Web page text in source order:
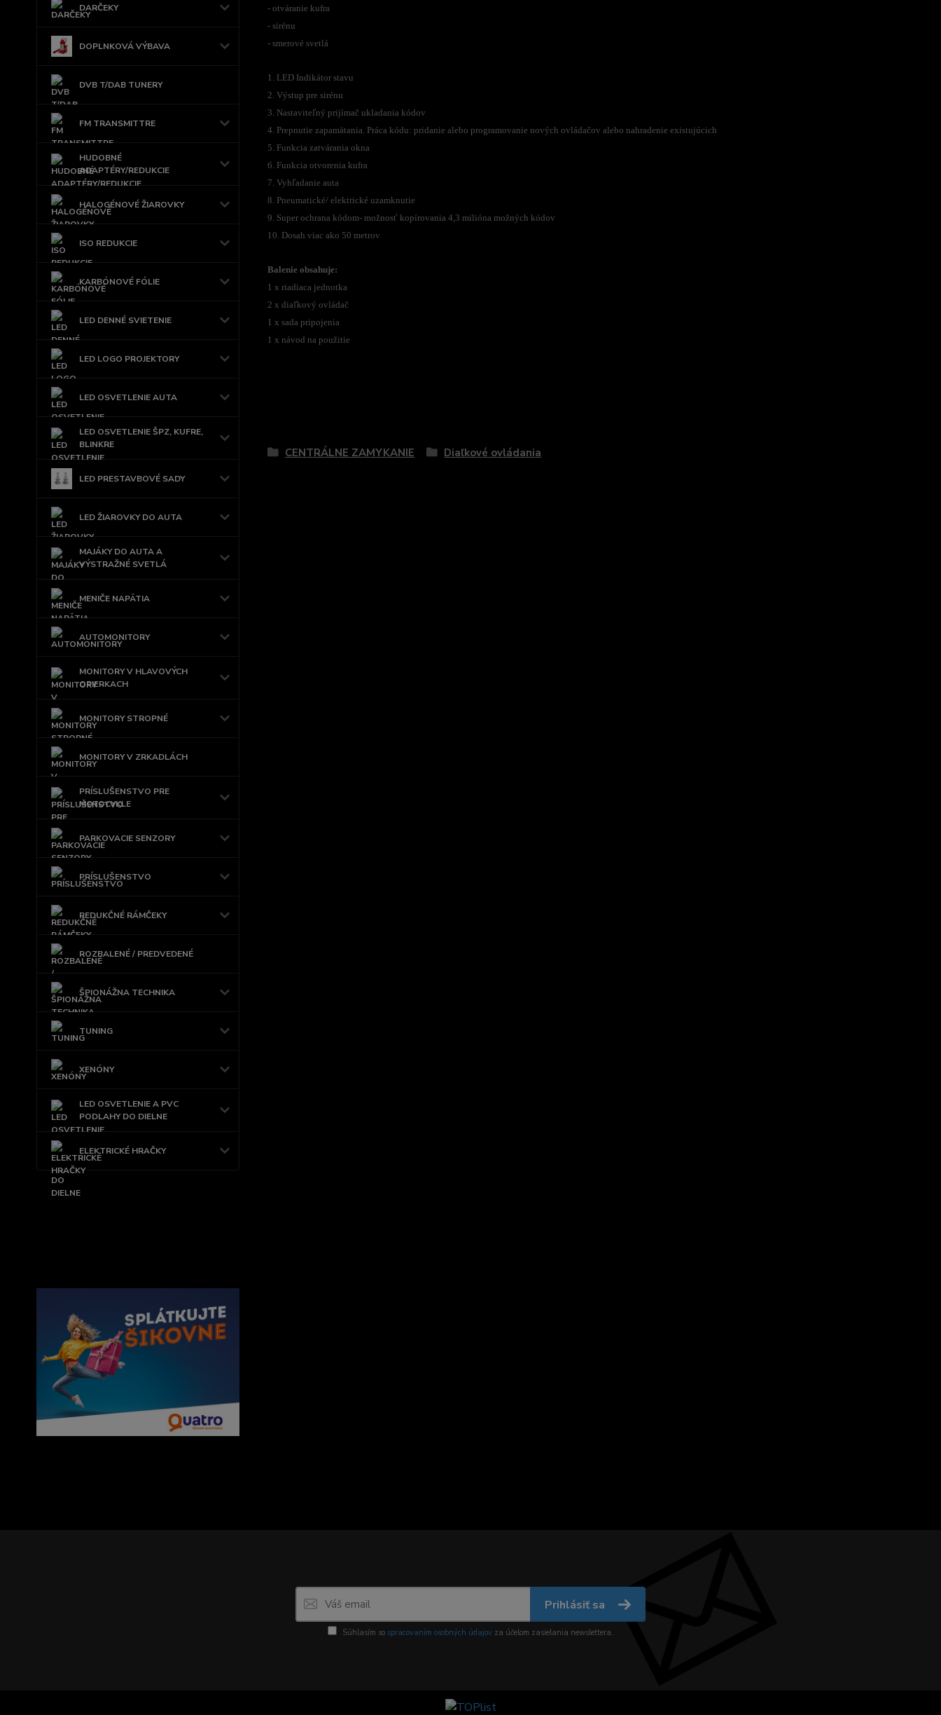
DARČEKY
DOPLNKOVÁ VÝBAVA
DVB T/DAB TUNERY
FM TRANSMITTRE
HUDOBNÉ
ADAPTÉRY/REDUKCIE
HALOGÉNOVÉ ŽIAROVKY
ISO REDUKCIE
KARBÓNOVÉ FÓLIE
LED DENNÉ SVIETENIE
LED LOGO PROJEKTORY
LED OSVETLENIE AUTA
LED OSVETLENIE ŠPZ, KUFRE,
BLINKRE
LED PRESTAVBOVÉ SADY
LED ŽIAROVKY DO AUTA
MAJÁKY DO AUTA A
VÝSTRAŽNÉ SVETLÁ
MENIČE NAPÄTIA
AUTOMONITORY
MONITORY V HLAVOVÝCH
OPIERKACH
MONITORY STROPNÉ
MONITORY V ZRKADLÁCH
PRÍSLUŠENSTVO PRE
MOTOCYKLE
PARKOVACIE SENZORY
PRÍSLUŠENSTVO
REDUKČNÉ RÁMČEKY
ROZBALENÉ / PREDVEDENÉ
ŠPIONÁŽNA TECHNIKA
TUNING
XENÓNY
LED OSVETLENIE A PVC
PODLAHY DO DIELNE
ELEKTRICKÉ HRAČKY
- otváranie kufra
- sirénu
- smerové svetlá
1. LED Indikátor stavu
2. Výstup pre sirénu
3. Nastaviteľný prijímač ukladania kódov
4. Prepnutie zapamätania. Práca kódu: pridanie alebo programovanie nových ovládačov alebo nahradenie existujúcich
5. Funkcia zatvárania okna
6. Funkcia otvorenia kufra
7. Vyhľadanie auta
8. Pneumatické/ elektrické uzamknutie
9. Super ochrana kódom- možnosť kopírovania 4,3 milióna možných kódov
10. Dosah viac ako 50 metrov
Balenie obsahuje:
1 x riadiaca jednotka
2 x diaľkový ovládač
1 x sada pripojenia
1 x návod na použitie
CENTRÁLNE ZAMYKANIE Diaľkové ovládania
Prihlásiť sa
Súhlasím so spracovaním osobných údajov za účelom zasielania newslettera.